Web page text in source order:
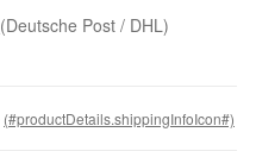
(Deutsche Post / DHL)
(#productDetails.shippingInfoIcon#)